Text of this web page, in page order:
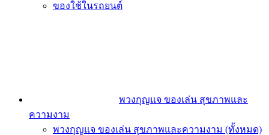
ของใช้ในรถยนต์
พวงกุญแจ ของเล่น สุขภาพและ
ความงาม
พวงกุญแจ ของเล่น สุขภาพและความงาม (ทั้งหมด)